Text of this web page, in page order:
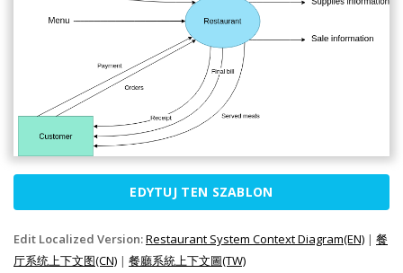
EDYTUJ TEN SZABLON
Edit Localized Version:Restaurant System Context Diagram(EN) | 餐
厅系统上下文图(CN) | 餐廳系統上下文圖(TW)